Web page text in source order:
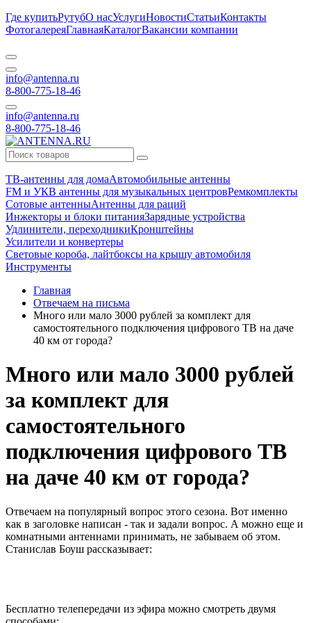
Где купитьРутубО насУслугиНовостиСтатьиКонтакты
ФотогалереяГлавнаяКаталогВакансии компании
info@antenna.ru
8-800-775-18-46
info@antenna.ru
8-800-775-18-46
ТВ-антенны для домаАвтомобильные антенны
FM и УКВ антенны для музыкальных центровРемкомплекты
Сотовые антенныАнтенны для раций
Инжекторы и блоки питанияЗарядные устройства
Удлинители, переходникиКронштейны
Усилители и конвертеры
Световые короба, лайтбоксы на крышу автомобиля
Инструменты
Главная
Отвечаем на письма
Много или мало 3000 рублей за комплект для
самостоятельного подключения цифрового ТВ на даче
40 км от города?
Много или мало 3000 рублей
за комплект для
самостоятельного
подключения цифрового ТВ
на даче 40 км от города?
Отвечаем на популярный вопрос этого сезона. Вот именно
как в заголовке написан - так и задали вопрос. А можно еще и
комнатными антеннами принимать, не забываем об этом.
Станислав Боуш рассказывает:
Бесплатно телепередачи из эфира можно смотреть двумя